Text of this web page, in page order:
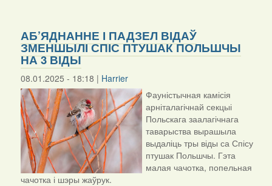
АБ’ЯДНАННЕ І ПАДЗЕЛ ВІДАЎ
ЗМЕНШЫЛІ СПІС ПТУШАК ПОЛЬШЧЫ
НА 3 ВІДЫ
08.01.2025 - 18:18 | Harrier
Фауністычная камісія
арніталагічнай секцыі
Польскага заалагічнага
таварыства вырашыла
выдаліць тры віды са Спісу
птушак Польшчы. Гэта
малая чачотка, попельная
чачотка і шэры жаўрук.